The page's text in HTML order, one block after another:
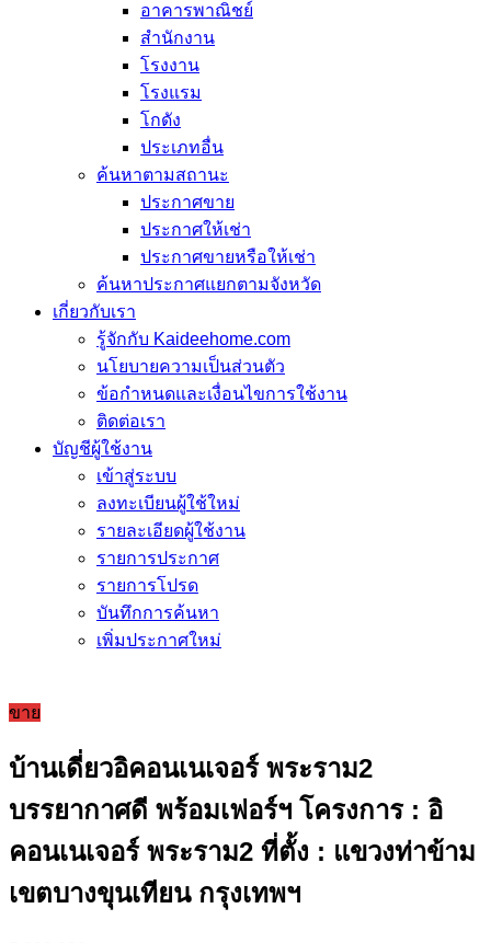
อาคารพาณิชย์
สำนักงาน
โรงงาน
โรงแรม
โกดัง
ประเภทอื่น
ค้นหาตามสถานะ
ประกาศขาย
ประกาศให้เช่า
ประกาศขายหรือให้เช่า
ค้นหาประกาศแยกตามจังหวัด
เกี่ยวกับเรา
รู้จักกับ Kaideehome.com
นโยบายความเป็นส่วนตัว
ข้อกำหนดและเงื่อนไขการใช้งาน
ติดต่อเรา
บัญชีผู้ใช้งาน
เข้าสู่ระบบ
ลงทะเบียนผู้ใช้ใหม่
รายละเอียดผู้ใช้งาน
รายการประกาศ
รายการโปรด
บันทึกการค้นหา
เพิ่มประกาศใหม่
ขาย
บ้านเดี่ยวอิคอนเนเจอร์ พระราม2
บรรยากาศดี พร้อมเฟอร์ฯ โครงการ : อิ
คอนเนเจอร์ พระราม2 ที่ตั้ง : แขวงท่าข้าม
เขตบางขุนเทียน กรุงเทพฯ